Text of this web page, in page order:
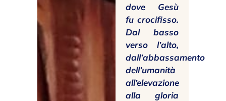
dove Gesù
fu crocifisso.
Dal basso
verso l’alto,
dall’abbassamento
dell’umanità
all’elevazione
alla gloria